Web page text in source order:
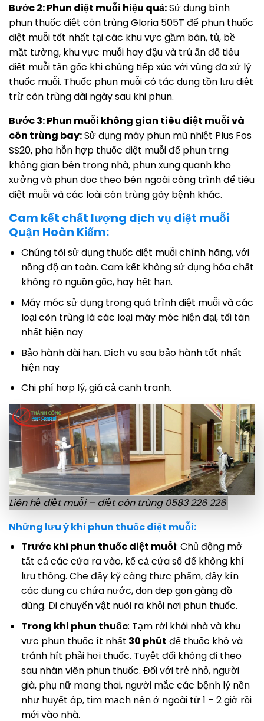
Bước 2: Phun diệt muỗi hiệu quả:Sử dụng bình
phun thuốc diệt côn trùng Gloria 505T để phun thuốc
diệt muỗi tốt nhất tại các khu vực gầm bàn, tủ, bề
mặt tường, khu vực muỗi hay đậu và trú ẩn để tiêu
diệt muỗi tận gốc khi chúng tiếp xúc với vùng đã xử lý
thuốc muỗi. Thuốc phun muỗi có tác dụng tồn lưu diệt
trừ côn trùng dài ngày sau khi phun.
Bước 3: Phun muỗi không gian tiêu diệt muỗi và
côn trùng bay:Sử dụng máy phun mù nhiệt Plus Fos
SS20, pha hỗn hợp thuốc diệt muỗi để phun trng
không gian bên trong nhà, phun xung quanh kho
xưởng và phun dọc theo bên ngoài công trình để tiêu
diệt muỗi và các loài côn trùng gây bệnh khác.
Cam kết chất lượng dịch vụ diệt muỗi
Quận Hoàn Kiếm:
Chúng tôi sử dụng thuốc diệt muỗi chính hãng, với
nồng độ an toàn. Cam kết không sử dụng hóa chất
không rõ nguồn gốc, hay hết hạn.
Máy móc sử dụng trong quá trình diệt muỗi và các
loại côn trùng là các loại máy móc hiện đại, tối tân
nhất hiện nay
Bảo hành dài hạn. Dịch vụ sau bảo hành tốt nhất
hiện nay
Chi phí hợp lý, giá cả cạnh tranh.
Liên hệ diệt muỗi – diệt côn trùng 0583 226 226
Những lưu ý khi phun thuốc diệt muỗi:
Trước khi phun thuốc diệt muỗi: Chủ động mở
tất cả các cửa ra vào, kể cả cửa sổ để không khí
lưu thông. Che đậy kỹ càng thực phẩm, đậy kín
các dụng cụ chứa nước, dọn dẹp gọn gàng đồ
dùng. Di chuyển vật nuôi ra khỏi nơi phun thuốc.
Trong khi phun thuốc: Tạm rời khỏi nhà và khu
vực phun thuốc ít nhất 30 phút để thuốc khô và
tránh hít phải hơi thuốc. Tuyệt đối không đi theo
sau nhân viên phun thuốc. Đối với trẻ nhỏ, người
già, phụ nữ mang thai, người mắc các bệnh lý nền
như huyết áp, tim mạch nên ở ngoài từ 1 – 2 giờ rồi
mới vào nhà.